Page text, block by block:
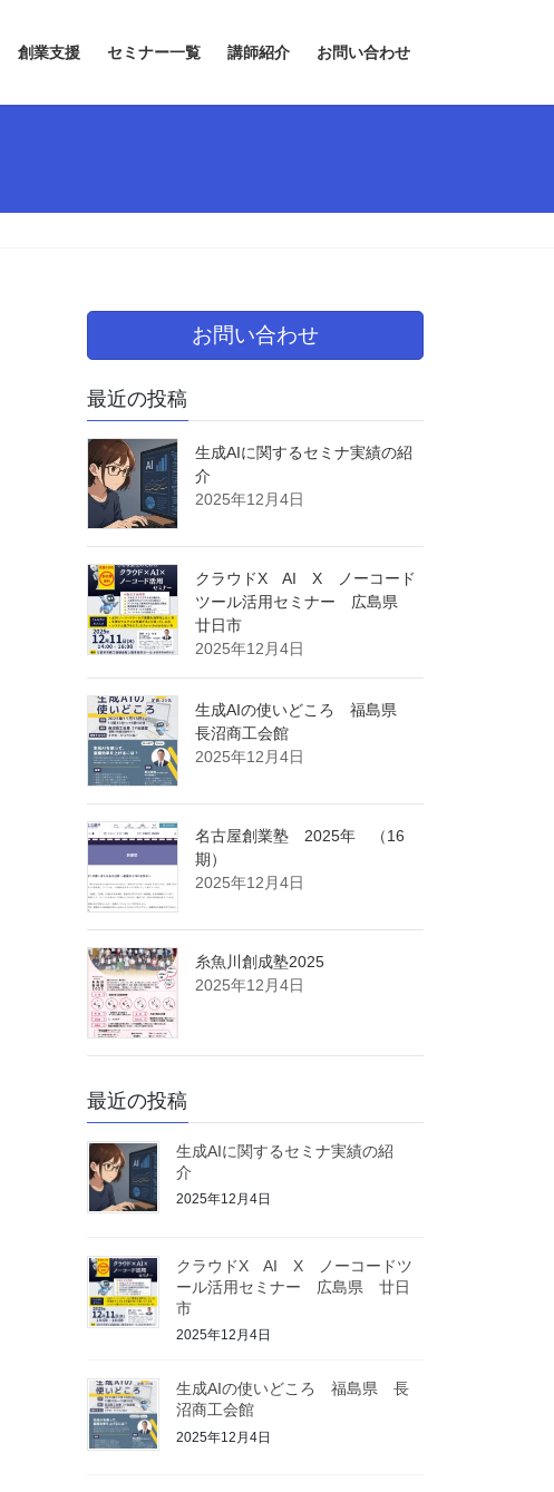
創業支援 セミナー一覧 講師紹介 お問い合わせ
お問い合わせ
最近の投稿
生成AIに関するセミナ実績の紹
介
2025年12月4日
クラウドX AI X ノーコード
ツール活用セミナー 広島県
廿日市
2025年12月4日
生成AIの使いどころ 福島県
長沼商工会館
2025年12月4日
名古屋創業塾 2025年 （16
期）
2025年12月4日
糸魚川創成塾2025
2025年12月4日
最近の投稿
生成AIに関するセミナ実績の紹
介
2025年12月4日
クラウドX AI X ノーコードツ
ール活用セミナー 広島県 廿日
市
2025年12月4日
生成AIの使いどころ 福島県 長
沼商工会館
2025年12月4日